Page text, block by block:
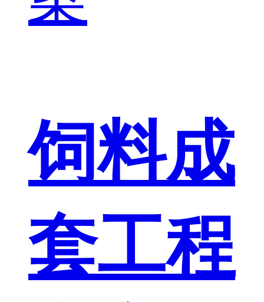
饲料成
套工程